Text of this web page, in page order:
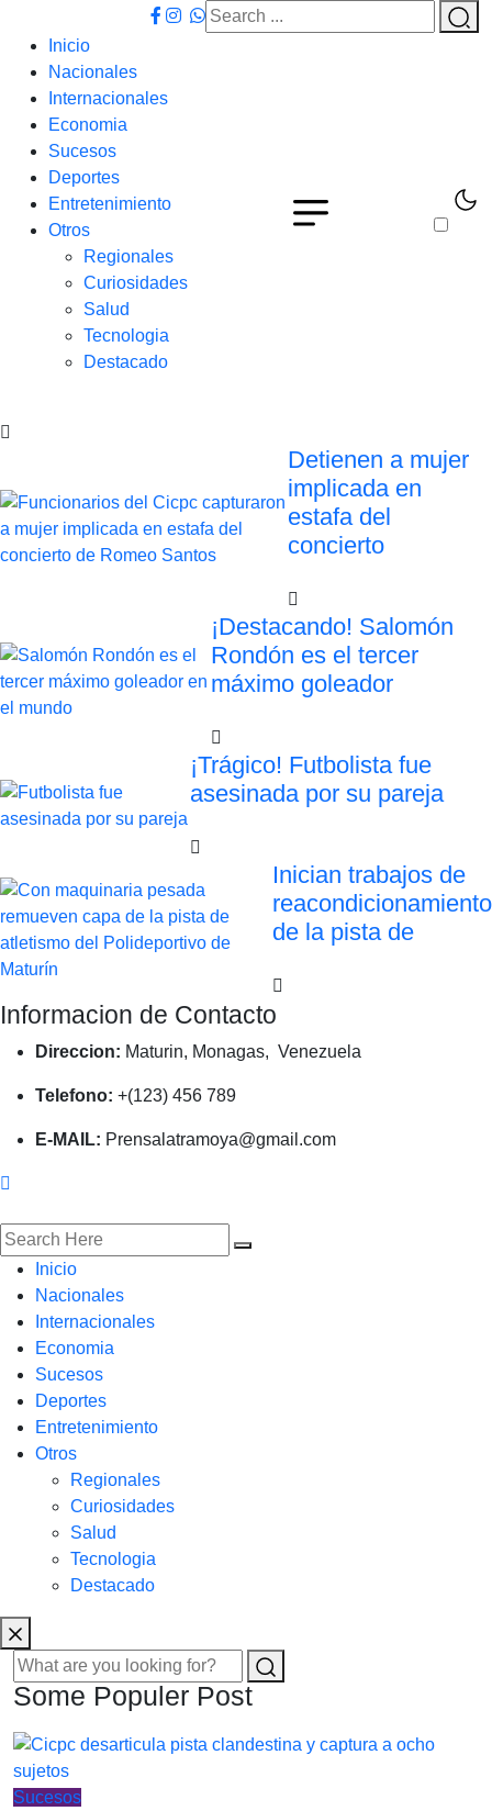
Inicio
Nacionales
Internacionales
Economia
Sucesos
Deportes
Entretenimiento
Otros
Regionales
Curiosidades
Salud
Tecnologia
Destacado
Detienen a mujer
implicada en
estafa del
concierto
¡Destacando! Salomón
Rondón es el tercer
máximo goleador
¡Trágico! Futbolista fue
asesinada por su pareja
Inician trabajos de
reacondicionamiento
de la pista de
Informacion de Contacto
Direccion: Maturin, Monagas, Venezuela
Telefono: +(123) 456 789
E-MAIL: Prensalatramoya@gmail.com
Inicio
Nacionales
Internacionales
Economia
Sucesos
Deportes
Entretenimiento
Otros
Regionales
Curiosidades
Salud
Tecnologia
Destacado
Some Populer Post
Sucesos